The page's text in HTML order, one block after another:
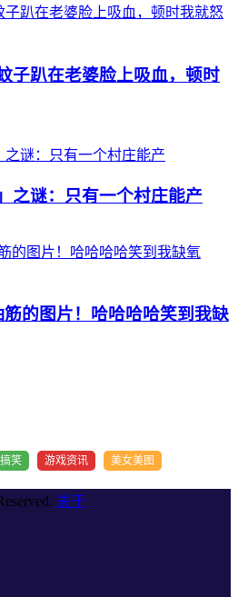
子趴在老婆脸上吸血，顿时
之谜：只有一个村庄能产
的图片！哈哈哈哈笑到我缺
笑 游戏资讯 美女美图
关于